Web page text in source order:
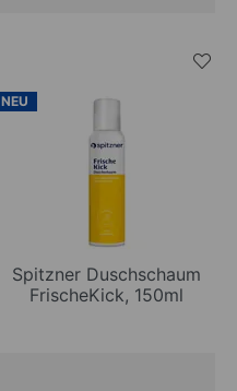
NEU
Spitzner Duschschaum
FrischeKick, 150ml